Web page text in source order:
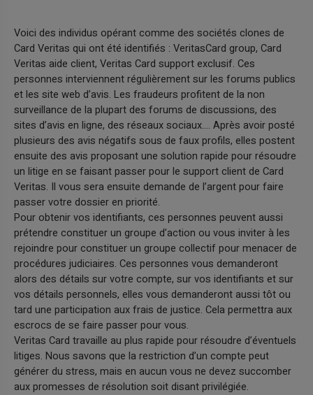
Voici des individus opérant comme des sociétés clones de
Card Veritas qui ont été identifiés : VeritasCard group, Card
Veritas aide client, Veritas Card support exclusif. Ces
personnes interviennent régulièrement sur les forums publics
et les site web d’avis. Les fraudeurs profitent de la non
surveillance de la plupart des forums de discussions, des
sites d’avis en ligne, des réseaux sociaux…. Après avoir posté
plusieurs des avis négatifs sous de faux profils, elles postent
ensuite des avis proposant une solution rapide pour résoudre
un litige en se faisant passer pour le support client de Card
Veritas. Il vous sera ensuite demande de l’argent pour faire
passer votre dossier en priorité.
Pour obtenir vos identifiants, ces personnes peuvent aussi
prétendre constituer un groupe d’action ou vous inviter à les
rejoindre pour constituer un groupe collectif pour menacer de
procédures judiciaires. Ces personnes vous demanderont
alors des détails sur votre compte, sur vos identifiants et sur
vos détails personnels, elles vous demanderont aussi tôt ou
tard une participation aux frais de justice. Cela permettra aux
escrocs de se faire passer pour vous.
Veritas Card travaille au plus rapide pour résoudre d’éventuels
litiges. Nous savons que la restriction d’un compte peut
générer du stress, mais en aucun vous ne devez succomber
aux promesses de résolution soit disant privilégiée.